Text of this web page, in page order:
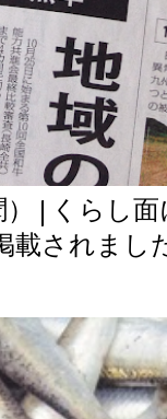
| くらし
載されまし